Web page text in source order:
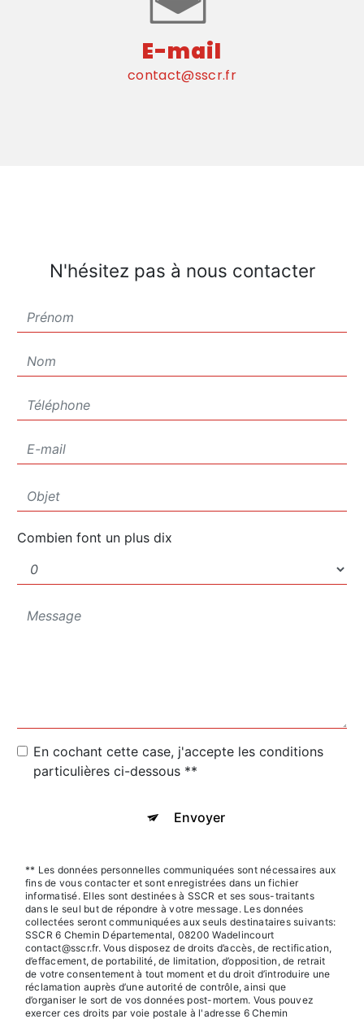
E-mail
contact@sscr.fr
N'hésitez pas à nous contacter
Combien font un plus dix
En cochant cette case, j'accepte les conditions
particulières ci-dessous **
Envoyer
** Les données personnelles communiquées sont nécessaires aux
fins de vous contacter et sont enregistrées dans un fichier
informatisé. Elles sont destinées à SSCR et ses sous-traitants
dans le seul but de répondre à votre message. Les données
collectées seront communiquées aux seuls destinataires suivants:
SSCR 6 Chemin Départemental, 08200 Wadelincourt
contact@sscr.fr. Vous disposez de droits d’accès, de rectification,
d’effacement, de portabilité, de limitation, d’opposition, de retrait
de votre consentement à tout moment et du droit d’introduire une
réclamation auprès d’une autorité de contrôle, ainsi que
d’organiser le sort de vos données post-mortem. Vous pouvez
exercer ces droits par voie postale à l'adresse 6 Chemin